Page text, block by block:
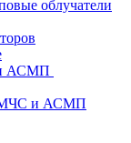
облучатели
АСМП
и АСМП